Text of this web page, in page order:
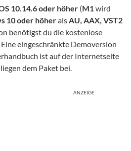
10.14.6 oder höher (M1wird
10 oder höheralsAU, AAX, VST2
benötigst du die kostenlose
Eine eingeschränkte Demoversion
ist auf der Internetseite
dem Paket bei.
ANZEIGE